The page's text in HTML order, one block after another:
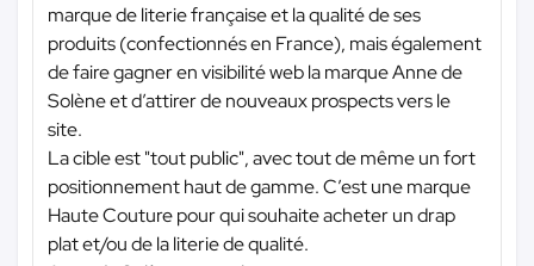
marque de literie française et la qualité de ses
produits (confectionnés en France), mais également
de faire gagner en visibilité web la marque Anne de
Solène et d’attirer de nouveaux prospects vers le
site.
La cible est "tout public", avec tout de même un fort
positionnement haut de gamme. C’est une marque
Haute Couture pour qui souhaite acheter un drap
plat et/ou de la literie de qualité.